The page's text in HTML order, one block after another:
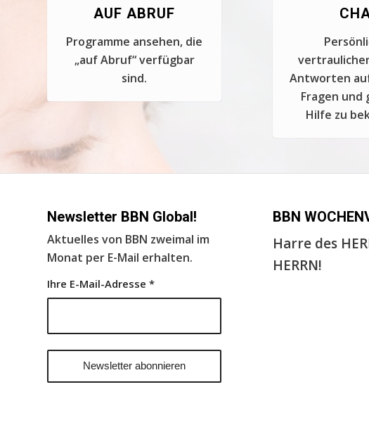
AUF ABRUF
Programme ansehen, die
„auf Abruf“ verfügbar
sind.
Antworten
Fragen und
Hilfe zu
Newsletter BBN Global!
Aktuelles von BBN zweimal im
Monat per E-Mail erhalten.
Ihre E-Mail-Adresse *
BBN
Harre des
HERRN!